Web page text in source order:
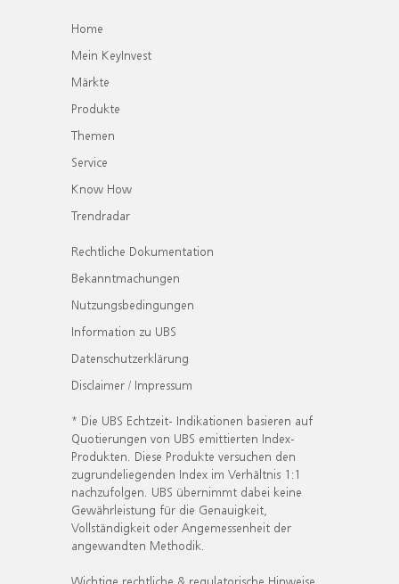
Home
Mein KeyInvest
Märkte
Produkte
Themen
Service
Know How
Trendradar
Rechtliche Dokumentation
Bekanntmachungen
Nutzungsbedingungen
Information zu UBS
Datenschutzerklärung
Disclaimer / Impressum
* Die UBS Echtzeit- Indikationen basieren auf
Quotierungen von UBS emittierten Index-
Produkten. Diese Produkte versuchen den
zugrundeliegenden Index im Verhältnis 1:1
nachzufolgen. UBS übernimmt dabei keine
Gewährleistung für die Genauigkeit,
Vollständigkeit oder Angemessenheit der
angewandten Methodik.